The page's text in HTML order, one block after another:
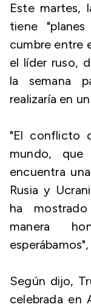
Este martes,
tiene
cumbre entre
el líder ruso,
la semana
realizaría en
"El conflicto
mundo,
encuentra
Rusia y
ha
manera
Según dijo,
celebrada en